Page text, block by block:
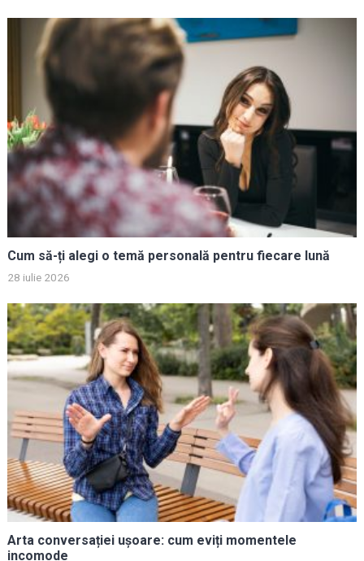
Cum să-ți alegi o temă personală pentru fiecare lună
28 iulie 2026
Arta conversației ușoare: cum eviți momentele
incomode